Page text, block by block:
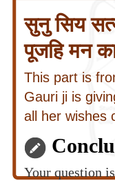
सुनु सिय
पूजहि मन
This part is
Gauri ji is
all her wishes
Your question